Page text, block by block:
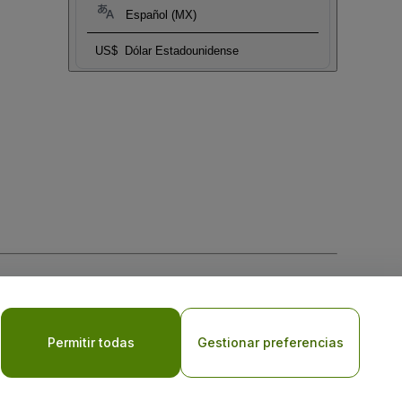
Español (MX)
US$ Dólar Estadounidense
laPolítica de Privacidad para Móviles
Permitir todas Gestionar preferencias